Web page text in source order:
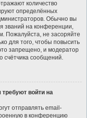
количество
определённых
Обычно вы
званий на конференции,
Пожалуйста, не засоряйте
для того, чтобы повысить
запрещено, и модератор
счётчика сообщений.
войти на
отправлять email-
в конференцию